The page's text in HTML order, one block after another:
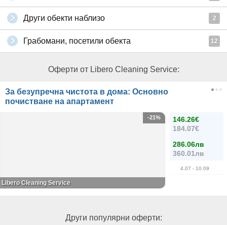
Други обекти наблизо 2
Грабомани, посетили обекта 12
Оферти от Libero Cleaning Service:
За безупречна чистота в дома: Основно
почистване на апартамент
146.26€
184.07€
286.06лв
360.01лв
4.07 - 10.09
-21%
Libero Cleaning Service
Други популярни оферти: